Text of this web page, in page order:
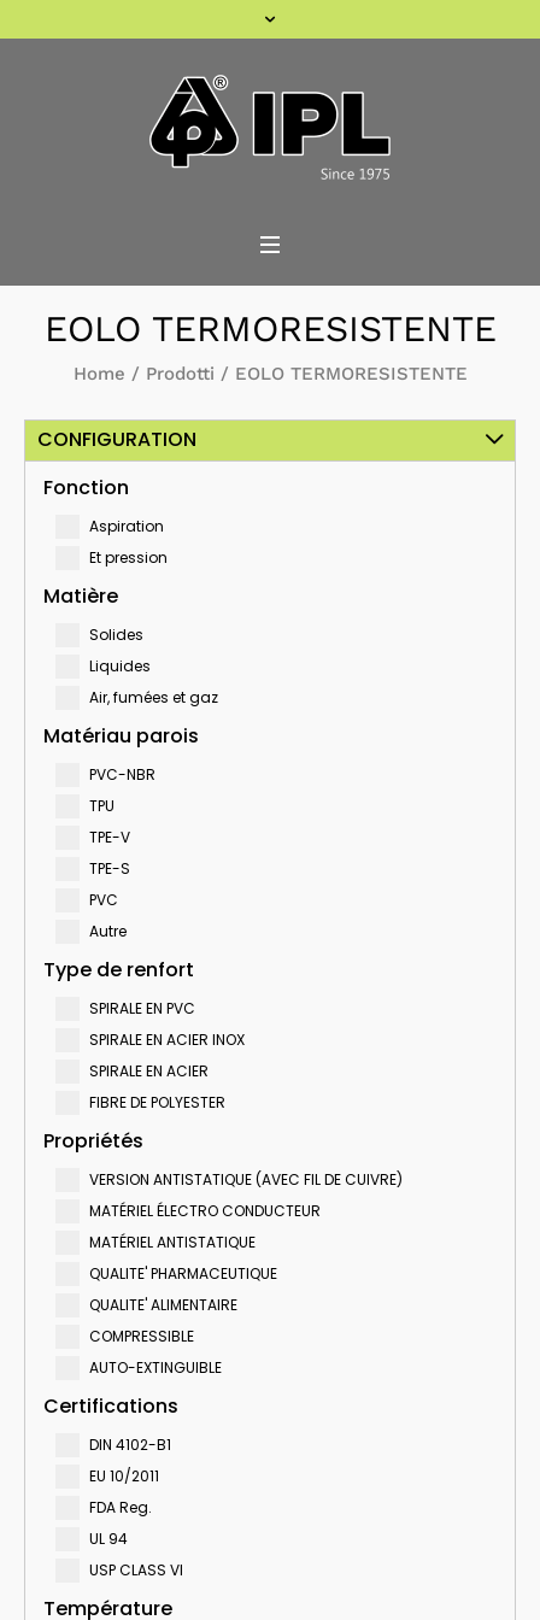
EOLO TERMORESISTENTE
Home / Prodotti / EOLO TERMORESISTENTE
CONFIGURATION
Fonction
Aspiration
Et pression
Matière
Solides
Liquides
Air, fumées et gaz
Matériau parois
PVC-NBR
TPU
TPE-V
TPE-S
PVC
Autre
Type de renfort
SPIRALE EN PVC
SPIRALE EN ACIER INOX
SPIRALE EN ACIER
FIBRE DE POLYESTER
Propriétés
VERSION ANTISTATIQUE (AVEC FIL DE CUIVRE)
MATÉRIEL ÉLECTRO CONDUCTEUR
MATÉRIEL ANTISTATIQUE
QUALITE' PHARMACEUTIQUE
QUALITE' ALIMENTAIRE
COMPRESSIBLE
AUTO-EXTINGUIBLE
Certifications
DIN 4102-B1
EU 10/2011
FDA Reg.
UL 94
USP CLASS VI
Température